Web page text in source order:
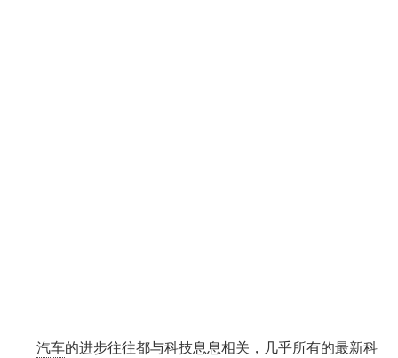
汽车的进步往往都与科技息息相关，几乎所有的最新科